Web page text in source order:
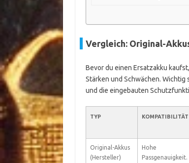
Vergleich: Original-
Bevor du einen Ersatzakku
Stärken und Schwächen.
und die eingebauten
TYP KOMPATIBILITÄT
Original-Akkus
(Hersteller)
Hohe
Passgenauigkeit.